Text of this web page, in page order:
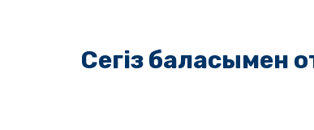
Сегіз баласымен